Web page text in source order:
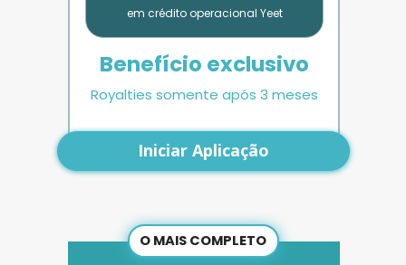
O MAIS COMPLETO
Iniciar Aplicação
em crédito operacional Yeet
Benefício exclusivo
Royalties somente após 3 meses